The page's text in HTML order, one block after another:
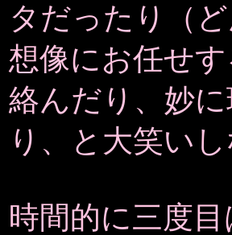
タだったり（
想像にお任せ
絡んだり、妙
り、と大笑い
時間的に三度